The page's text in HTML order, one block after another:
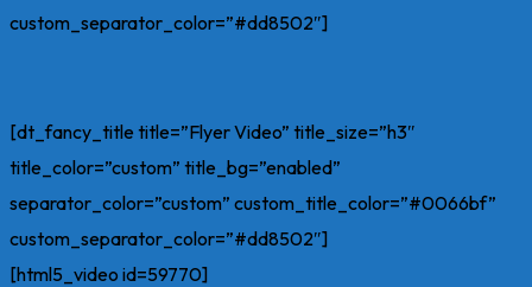
custom_separator_color=”#dd8502″]
[dt_fancy_title title=”Flyer Video” title_size=”h3″
title_color=”custom” title_bg=”enabled”
separator_color=”custom” custom_title_color=”#0066bf”
custom_separator_color=”#dd8502″]
[html5_video id=59770]